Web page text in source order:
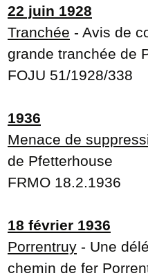
22 juin 1928
Tranchée - Avis de
grande tranchée de
FOJU 51/1928/338
1936
Menace de
de Pfetterhouse
FRMO 18.2.1936
18 février 1936
Porrentruy - Une
chemin de fer